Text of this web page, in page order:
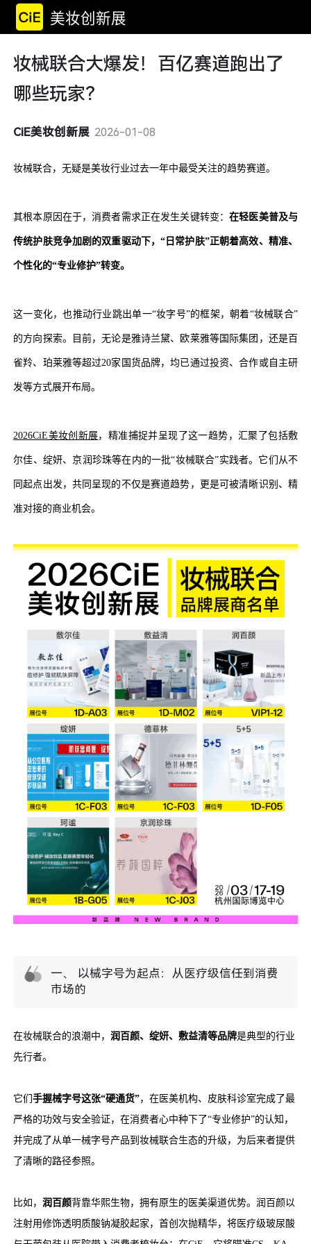
美妆创新展
妆械联合大爆发！百亿赛道跑出了
哪些玩家？
CiE美妆创新展 2026-01-08
妆械联合，无疑是美妆行业过去一年中最受关注的趋势赛道。
其根本原因在于，消费者需求正在发生关键转变：在轻医美普及与
传统护肤竞争加剧的双重驱动下，“日常护肤”正朝着高效、精准、
个性化的“专业修护”转变。
这一变化，也推动行业跳出单一“妆字号”的框架，朝着“妆械联合”
的方向探索。目前，无论是雅诗兰黛、欧莱雅等国际集团，还是百
雀羚、珀莱雅等超过20家国货品牌，均已通过投资、合作或自主研
发等方式展开布局。
2026CiE美妆创新展，精准捕捉并呈现了这一趋势，汇聚了包括敷
尔佳、绽妍、京润珍珠等在内的一批“妆械联合”实践者。它们从不
同起点出发，共同呈现的不仅是赛道趋势，更是可被清晰识别、精
准对接的商业机会。
一、 以械字号为起点：从医疗级信任到消费
市场的
在妆械联合的浪潮中，润百颜、绽妍、敷益清等品牌是典型的行业
先行者。
它们手握械字号这张“硬通货”，在医美机构、皮肤科诊室完成了最
严格的功效与安全验证，在消费者心中种下了“专业修护”的认知，
并完成了从单一械字号产品到妆械联合生态的升级，为后来者提供
了清晰的路径参照。
比如，润百颜背靠华熙生物，拥有原生的医美渠道优势。润百颜以
注射用修饰透明质酸钠凝胶起家，首创次抛精华，将医疗级玻尿酸